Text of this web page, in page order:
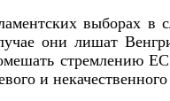
выборах
они лишат
стремлению
и